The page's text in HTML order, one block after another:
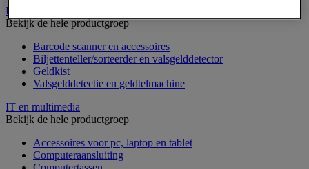
Inname en beheer van geld
Bekijk de hele productgroep
Barcode scanner en accessoires
Biljettenteller/sorteerder en valsgelddetector
Geldkist
Valsgelddetectie en geldtelmachine
IT en multimedia
Bekijk de hele productgroep
Accessoires voor pc, laptop en tablet
Computeraansluiting